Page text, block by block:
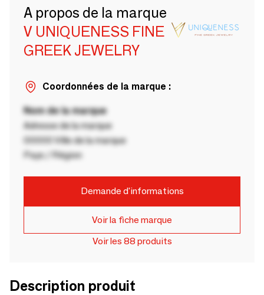
A propos de la marque
V UNIQUENESS FINE
GREEK JEWELRY
Coordonnées de la marque :
Nom de la marque
Adresse de la marque
00000 Ville de la marque
Pays / Région
Demande d'informations
Voir la fiche marque
Voir les 88 produits
Description produit